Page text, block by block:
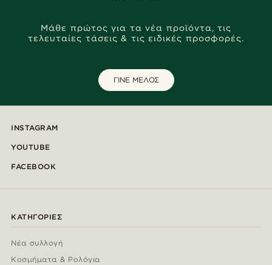
Μάθε πρώτος για τα νέα προϊόντα, τις
τελευταίες τάσεις & τις ειδικές προσφορές.
ΓΙΝΕ ΜΕΛΟΣ
INSTAGRAM
YOUTUBE
FACEBOOK
ΚΑΤΗΓΟΡΊΕΣ
Νέα συλλογή
Κοσμήματα & Ρολόγια